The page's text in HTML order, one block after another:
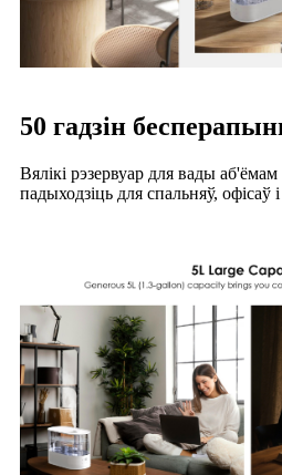
50 гадзін
Вялікі рэзервуар для вады аб'ёмам
падыходзіць для спальняў, офісаў